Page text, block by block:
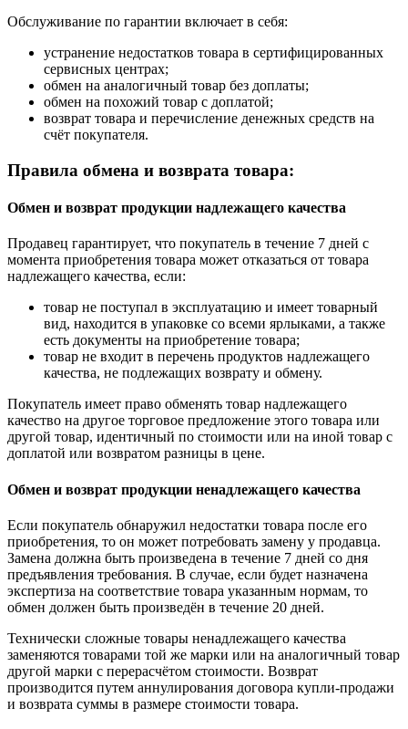
Обслуживание по гарантии включает в себя:
устранение недостатков товара в сертифицированных
сервисных центрах;
обмен на аналогичный товар без доплаты;
обмен на похожий товар с доплатой;
возврат товара и перечисление денежных средств на
счёт покупателя.
Правила обмена и возврата товара:
Обмен и возврат продукции надлежащего качества
Продавец гарантирует, что покупатель в течение 7 дней с
момента приобретения товара может отказаться от товара
надлежащего качества, если:
товар не поступал в эксплуатацию и имеет товарный
вид, находится в упаковке со всеми ярлыками, а также
есть документы на приобретение товара;
товар не входит в перечень продуктов надлежащего
качества, не подлежащих возврату и обмену.
Покупатель имеет право обменять товар надлежащего
качество на другое торговое предложение этого товара или
другой товар, идентичный по стоимости или на иной товар с
доплатой или возвратом разницы в цене.
Обмен и возврат продукции ненадлежащего качества
Если покупатель обнаружил недостатки товара после его
приобретения, то он может потребовать замену у продавца.
Замена должна быть произведена в течение 7 дней со дня
предъявления требования. В случае, если будет назначена
экспертиза на соответствие товара указанным нормам, то
обмен должен быть произведён в течение 20 дней.
Технически сложные товары ненадлежащего качества
заменяются товарами той же марки или на аналогичный товар
другой марки с перерасчётом стоимости. Возврат
производится путем аннулирования договора купли-продажи
и возврата суммы в размере стоимости товара.